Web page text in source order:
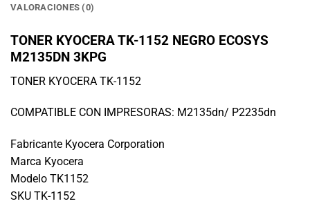
VALORACIONES (0)
TONER KYOCERA TK-1152 NEGRO ECOSYS
M2135DN 3KPG
TONER KYOCERA TK-1152
COMPATIBLE CON IMPRESORAS: M2135dn/ P2235dn
Fabricante Kyocera Corporation
Marca Kyocera
Modelo TK1152
SKU TK-1152